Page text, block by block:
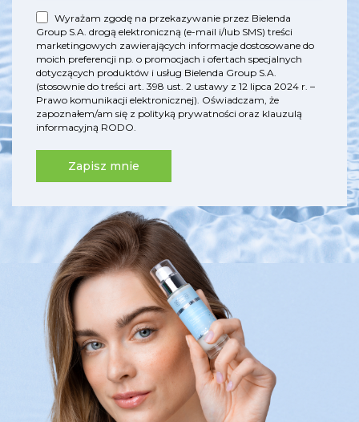
Wyrażam zgodę na przekazywanie przez Bielenda
Group S.A. drogą elektroniczną (e-mail i/lub SMS) treści
marketingowych zawierających informacje dostosowane do
moich preferencji np. o promocjach i ofertach specjalnych
dotyczących produktów i usług Bielenda Group S.A.
(stosownie do treści art. 398 ust. 2 ustawy z 12 lipca 2024 r. –
Prawo komunikacji elektronicznej). Oświadczam, że
zapoznałem/am się z polityką prywatności oraz klauzulą
informacyjną RODO.
Zapisz mnie